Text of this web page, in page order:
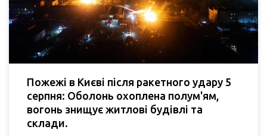
Пожежі в Києві після ракетного удару 5
серпня: Оболонь охоплена полум'ям,
вогонь знищує житлові будівлі та
склади.